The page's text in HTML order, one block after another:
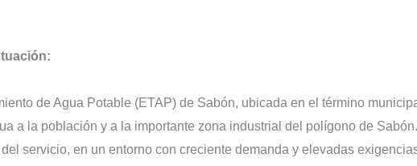
de Agua Potable (ETAP) de Sabón, ubicada en el término
a la población y a la importante zona industrial del polígono de
servicio, en un entorno con creciente demanda y elevadas